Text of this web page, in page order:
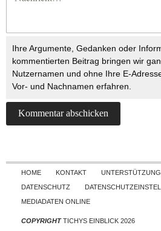
Ihre Argumente, Gedanken oder
kommentierten Beitrag bringen wir
Nutzernamen und ohne Ihre E-
Vor- und Nachnamen erfahren.
Skip
HOME KONTAKT UNTERSTÜTZUNG
DATENSCHUTZ
MEDIADATEN ONLINE
COPYRIGHTTICHYS EINBLICK 2026